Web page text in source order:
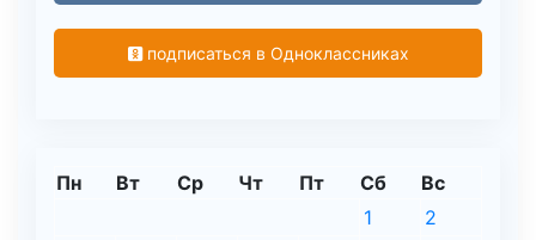
подписаться в Одноклассниках
Пн Вт Ср Чт Пт Сб Вс
1
2